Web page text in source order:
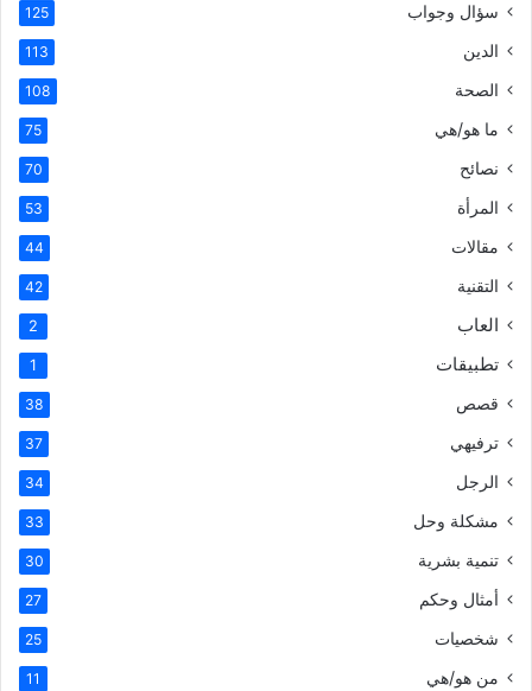
سؤال وجواب 125
الدين 113
الصحة 108
ما هو/هي 75
نصائح 70
المرأة 53
مقالات 44
التقنية 42
العاب 2
تطبيقات 1
قصص 38
ترفيهي 37
الرجل 34
مشكلة وحل 33
تنمية بشرية 30
أمثال وحكم 27
شخصيات 25
من هو/هي 11